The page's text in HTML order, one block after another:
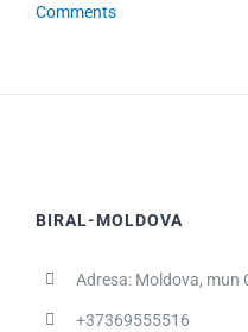
Comments
BIRAL-MOLDOVA
Adresa: Moldova, mun
+37369555516